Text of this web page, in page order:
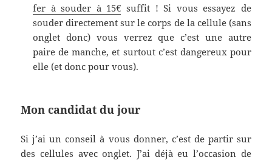
fer à souder à 15€ suffit ! Si vous essayez de
souder directement sur le corps de la cellule (sans
onglet donc) vous verrez que c’est une autre
paire de manche, et surtout c’est dangereux pour
elle (et donc pour vous).
Mon candidat du jour
Si j’ai un conseil à vous donner, c’est de partir sur
des cellules avec onglet. J’ai déjà eu l’occasion de